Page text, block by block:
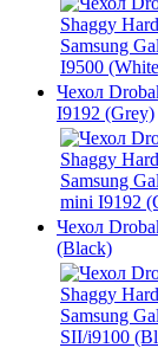
Чехол
I9192 (Grey)
Чехол
(Black)